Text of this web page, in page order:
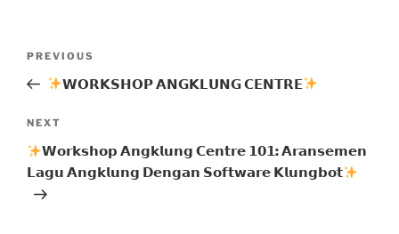
Previous
Post
PREVIOUS
𝗪𝗢𝗥𝗞𝗦𝗛𝗢𝗣 𝗔𝗡𝗚𝗞𝗟𝗨𝗡𝗚 𝗖𝗘𝗡𝗧𝗥𝗘
Next
Post
NEXT
𝗪𝗼𝗿𝗸𝘀𝗵𝗼𝗽 𝗔𝗻𝗴𝗸𝗹𝘂𝗻𝗴 𝗖𝗲𝗻𝘁𝗿𝗲 𝟭𝟬𝟭: 𝗔𝗿𝗮𝗻𝘀𝗲𝗺𝗲𝗻
𝗟𝗮𝗴𝘂 𝗔𝗻𝗴𝗸𝗹𝘂𝗻𝗴 𝗗𝗲𝗻𝗴𝗮𝗻 𝗦𝗼𝗳𝘁𝘄𝗮𝗿𝗲 𝗞𝗹𝘂𝗻𝗴𝗯𝗼𝘁